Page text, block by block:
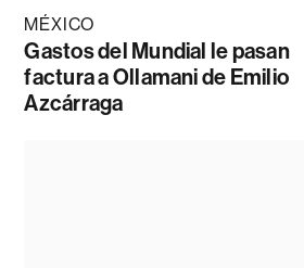
MÉXICO
Gastos del Mundial le pasan
factura a Ollamani de Emilio
Azcárraga